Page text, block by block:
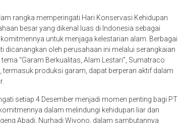
rangka memperingati Hari Konservasi Kehidupan
besar yang dikenal luas di Indonesia sebagai
untuk menjaga kelestarian alam. Berbagai
dicanangkan oleh perusahaan ini melalui serangkaian
“Garam Berkualitas, Alam Lestari”, Sumatraco
produksi garam, dapat berperan aktif dalam
setiap 4 Desember menjadi momen penting bagi PT
dalam melindungi kehidupan liar dan
Abadi, Nurhadi Wiyono, dalam sambutannya